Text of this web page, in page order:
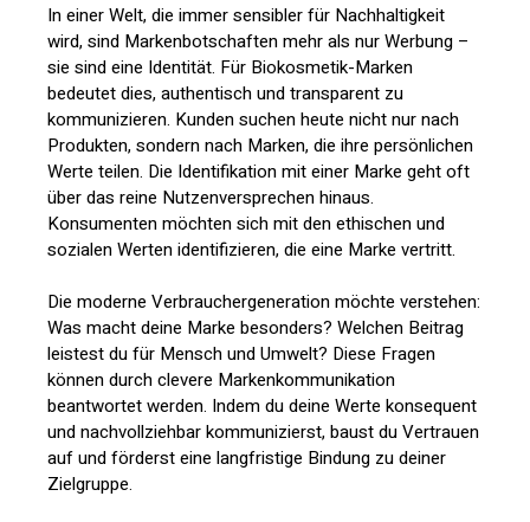
In einer Welt, die immer sensibler für Nachhaltigkeit
wird, sind Markenbotschaften mehr als nur Werbung –
sie sind eine Identität. Für Biokosmetik-Marken
bedeutet dies, authentisch und transparent zu
kommunizieren. Kunden suchen heute nicht nur nach
Produkten, sondern nach Marken, die ihre persönlichen
Werte teilen. Die Identifikation mit einer Marke geht oft
über das reine Nutzenversprechen hinaus.
Konsumenten möchten sich mit den ethischen und
sozialen Werten identifizieren, die eine Marke vertritt.
Die moderne Verbrauchergeneration möchte verstehen:
Was macht deine Marke besonders? Welchen Beitrag
leistest du für Mensch und Umwelt? Diese Fragen
können durch clevere Markenkommunikation
beantwortet werden. Indem du deine Werte konsequent
und nachvollziehbar kommunizierst, baust du Vertrauen
auf und förderst eine langfristige Bindung zu deiner
Zielgruppe.